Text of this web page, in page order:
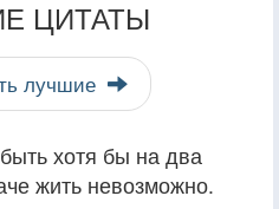
ЦИТАТЫ
лучшие
хотя бы на два
жить невозможно.